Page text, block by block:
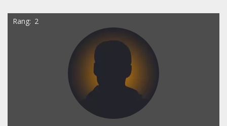
Rang 2